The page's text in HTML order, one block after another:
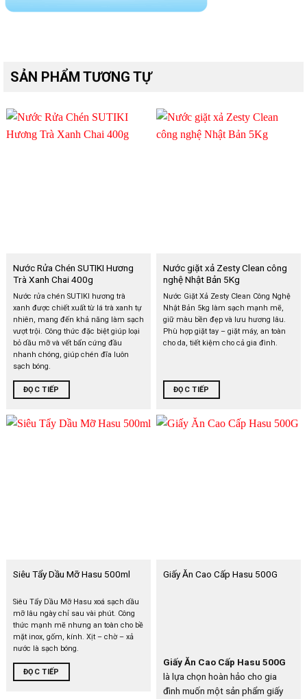
SẢN PHẨM TƯƠNG TỰ
Nước Rửa Chén SUTIKI Hương
Trà Xanh Chai 400g
Nước rửa chén SUTIKI hương trà
xanh được chiết xuất từ lá trà xanh tự
nhiên, mang đến khả năng làm sạch
vượt trội. Công thức đặc biệt giúp loại
bỏ dầu mỡ và vết bẩn cứng đầu
nhanh chóng, giúp chén đĩa luôn
sạch bóng.
ĐỌC TIẾP
Nước giặt xả Zesty Clean công
nghệ Nhật Bản 5Kg
Nước Giặt Xả Zesty Clean Công Nghệ
Nhật Bản 5kg làm sạch mạnh mẽ,
giữ màu bền đẹp và lưu hương lâu.
Phù hợp giặt tay – giặt máy, an toàn
cho da, tiết kiệm cho cả gia đình.
ĐỌC TIẾP
Siêu Tẩy Dầu Mỡ Hasu 500ml
Siêu Tẩy Dầu Mỡ Hasu xoá sạch dầu
mỡ lâu ngày chỉ sau vài phút. Công
thức mạnh mẽ nhưng an toàn cho bề
mặt inox, gốm, kính. Xịt – chờ – xả
nước là sạch bóng.
ĐỌC TIẾP
Giấy Ăn Cao Cấp Hasu 500G
Giấy Ăn Cao Cấp Hasu 500G
là lựa chọn hoàn hảo cho gia
đình muốn một sản phẩm giấy